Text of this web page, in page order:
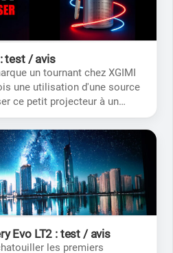
test / avis
un tournant chez XGIMI
une utilisation d'une source
ce petit projecteur à un
Evo LT2 : test / avis
les premiers